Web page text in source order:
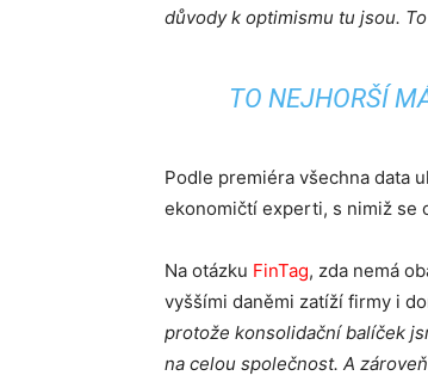
důvody k optimismu tu jsou.
TO NEJHORŠÍ
Podle premiéra všechna data
ekonomičtí experti, s nimiž se
Na otázku FinTag, zda nemá
vyššími daněmi zatíží firmy i
protože konsolidační balíček
na celou společnost. A